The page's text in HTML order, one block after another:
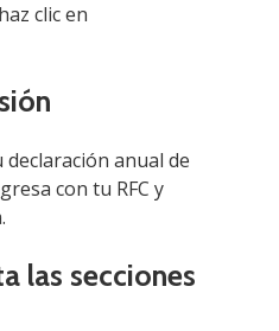
clic en
anual de
con tu RFC y
las secciones